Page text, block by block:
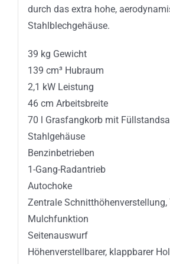
durch das extra hohe,
Stahlblechgehäuse.
39 kg Gewicht
139 cm³ Hubraum
2,1 kW Leistung
46 cm Arbeitsbreite
70 l Grasfangkorb mit
Stahlgehäuse
Benzinbetrieben
1-Gang-Radantrieb
Autochoke
Zentrale Schnitthöhenverstellung,
Mulchfunktion
Seitenauswurf
Höhenverstellbarer, klappbarer